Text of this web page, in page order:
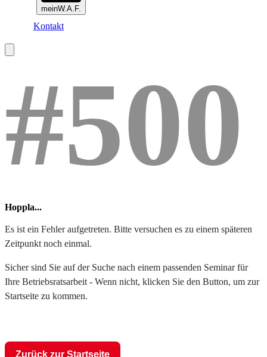
meinW.A.F.
Kontakt
#500
Hoppla...
Es ist ein Fehler aufgetreten. Bitte versuchen es zu einem späteren
Zeitpunkt noch einmal.
Sicher sind Sie auf der Suche nach einem passenden Seminar für
Ihre Betriebsratsarbeit - Wenn nicht, klicken Sie den Button, um zur
Startseite zu kommen.
Zurück zur Startseite